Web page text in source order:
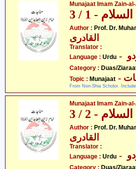
Munajaat Imam Zain-
- 1 / 3
Author : Prof. Dr.
القادری
Translator :
Language : Urdu
Category : Duas/
Topic : Munajaat
From Non-Shia Scholor.
Munajaat Imam Zain-
- 2 / 3
Author : Prof. Dr.
القادری
Translator :
Language : Urdu
Category : Duas/